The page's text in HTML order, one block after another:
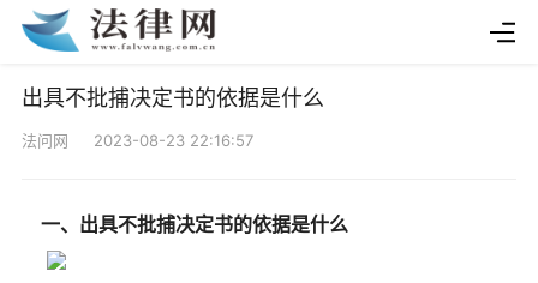
出具不批捕决定书的依据是什么
法问网 2023-08-23 22:16:57
一、出具不批捕决定书的依据是什么